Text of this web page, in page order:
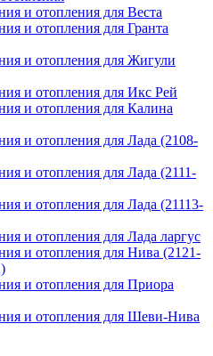
и отопления для Веста
и отопления для Гранта
и отопления для Жигули
и отопления для Икс Рей
и отопления для Калина
и отопления для Лада (2108-
и отопления для Лада (2111-
и отопления для Лада (21113-
и отопления для Лада ларгус
и отопления для Нива (2121-
и отопления для Приора
и отопления для Шеви-Нива